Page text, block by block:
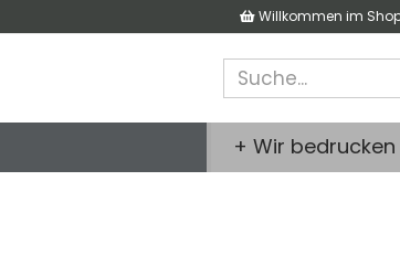
Willkommen im
+ Wir